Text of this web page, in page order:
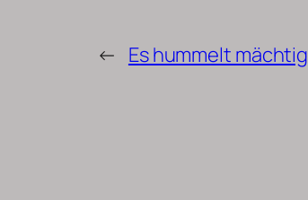
← Es hummelt mächtig